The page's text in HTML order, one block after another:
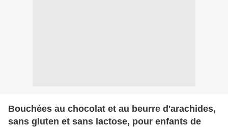
Bouchées au chocolat et au beurre d'arachides,
sans gluten et sans lactose, pour enfants de